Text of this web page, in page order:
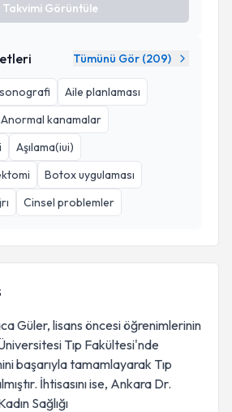
Takvimi Görüntüle
Tümünü Gör (209)
Aile planlaması
Anormal kanamalar
Aşılama(iui)
Botox uygulaması
Cinsel problemler
Güler, lisans öncesi öğrenimlerinin
Tıp Fakültesi'nde
başarıyla tamamlayarak Tıp
İhtisasını ise, Ankara Dr.
Sağlığı